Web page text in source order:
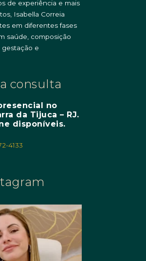
de experiência e mais
Isabella Correia
em diferentes fases
saúde, composição
gestação e
consulta
no
da Tijuca – RJ.
disponíveis.
4133